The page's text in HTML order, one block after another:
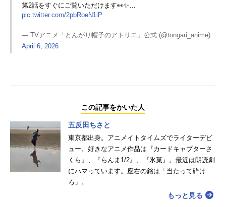
第2話をすぐにご覧いただけます👀✨…
pic.twitter.com/2pbRoeN1iP
— TVアニメ「とんがり帽子のアトリエ」公式 (@tongari_anime)
April 6, 2026
この記事をかいた人
五反田ちさと
東京都出身。アニメイトタイムズでライターデビ
ュー。好きなアニメ作品は『カードキャプターさ
くら』、『らんま1/2』、『氷菓』。最近は朗読劇
にハマっています。座右の銘は「当たって砕け
ろ」。
もっと見る